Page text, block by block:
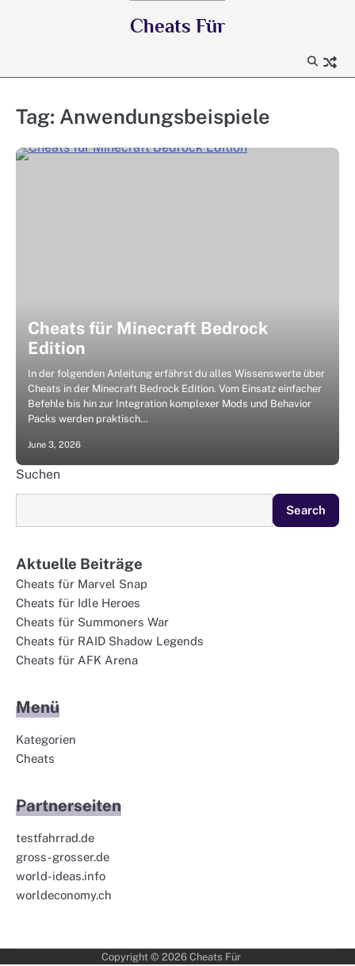
Cheats Für
Tag: Anwendungsbeispiele
Cheats für Minecraft Bedrock
Edition
In der folgenden Anleitung erfährst du alles Wissenswerte über
Cheats in der Minecraft Bedrock Edition. Vom Einsatz einfacher
Befehle bis hin zur Integration komplexer Mods und Behavior
Packs werden praktisch…
June 3, 2026
Suchen
Search
Aktuelle Beiträge
Cheats für Marvel Snap
Cheats für Idle Heroes
Cheats für Summoners War
Cheats für RAID Shadow Legends
Cheats für AFK Arena
Menü
Kategorien
Cheats
Partnerseiten
testfahrrad.de
gross-grosser.de
world-ideas.info
worldeconomy.ch
Copyright © 2026 Cheats Für